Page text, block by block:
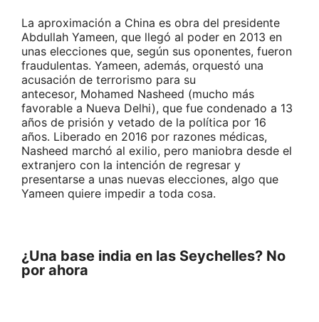
La aproximación a China es obra del presidente
Abdullah Yameen, que llegó al poder en 2013 en
unas elecciones que, según sus oponentes, fueron
fraudulentas. Yameen, además, orquestó una
acusación de terrorismo para su
antecesor, Mohamed Nasheed (mucho más
favorable a Nueva Delhi), que fue condenado a 13
años de prisión y vetado de la política por 16
años. Liberado en 2016 por razones médicas,
Nasheed marchó al exilio, pero maniobra desde el
extranjero con la intención de regresar y
presentarse a unas nuevas elecciones, algo que
Yameen quiere impedir a toda cosa.
¿Una base india en las Seychelles? No
por ahora